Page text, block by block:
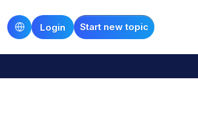
Start new topic
Login